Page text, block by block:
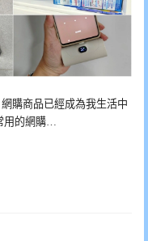
購商品已經成為我生活中
用的網購…